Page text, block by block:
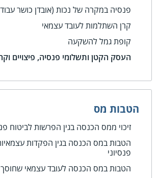
פנסיה במקרה של נכות (אובדן כושר
קרן השתלמות לעובד עצמאי
קופת גמל להשקעה
העסק הקטן ותשלומי פנסיה, פיצויים
הטבות מס
זיכוי ממס הכנסה בגין הפרשות לביטוח
הטבות במס הכנסה בגין הפקדות
פנסיוני
הטבות במס הכנסה לעובד עצמאי